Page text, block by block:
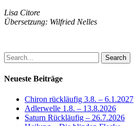
Lisa Citore
Übersetzung: Wilfried Nelles
Search
Neueste Beiträge
Chiron rückläufig 3.8. – 6.1.2027
Adlerwelle 1.8. – 13.8.2026
Saturn Rückläufig – 26.7.2026